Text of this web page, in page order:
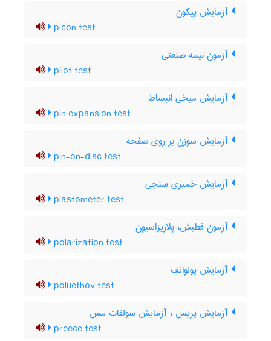
آزمایش پیکون
picon test
آزمون نیمه صنعتی
pilot test
آزمایش میخی انبساط
pin expansion test
آزمایش سوزن بر روی صفحه
pin-on-disc test
آزمایش خمیری سنجی
plastometer test
آزمون قطبش، پلاریزاسیون
polarization test
آزمایش پولواتف
poluethov test
آزمایش پریس ، آزمایش سولفات مس
preece test